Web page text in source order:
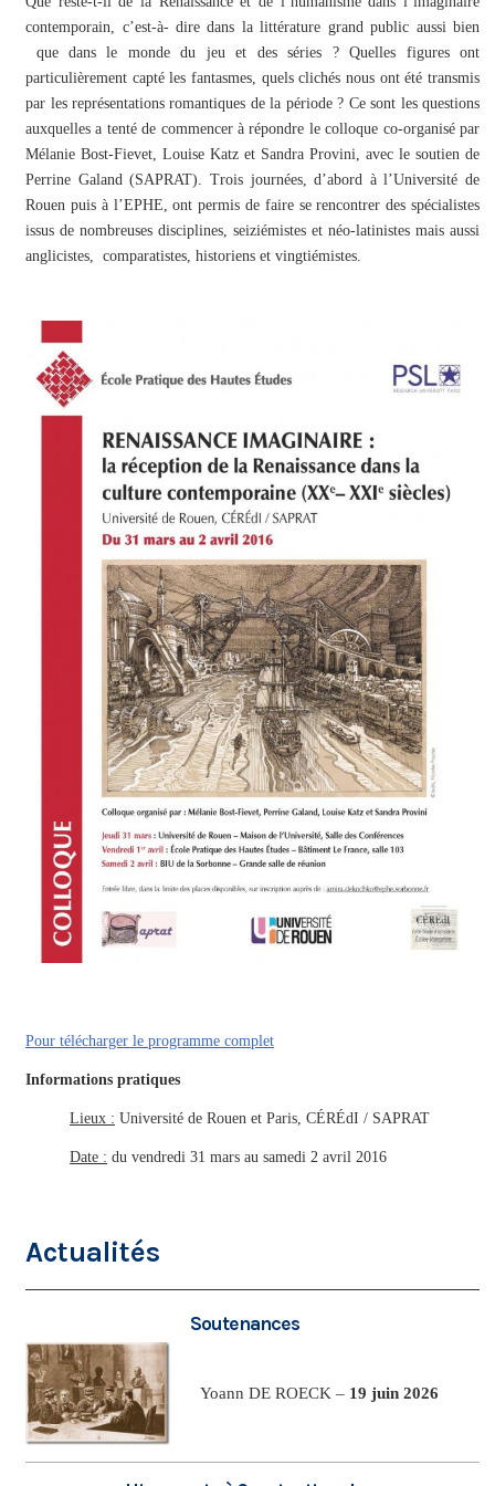
contemporain, c’est-à- dire dans la littérature grand public aussi bien
que dans le monde du jeu et des séries ? Quelles figures ont
particulièrement capté les fantasmes, quels clichés nous ont été transmis
par les représentations romantiques de la période ? Ce sont les questions
auxquelles a tenté de commencer à répondre le colloque co-organisé par
Mélanie Bost-Fievet, Louise Katz et Sandra Provini, avec le soutien de
Perrine Galand (SAPRAT). Trois journées, d’abord à l’Université de
Rouen puis à l’EPHE, ont permis de faire se rencontrer des spécialistes
issus de nombreuses disciplines, seiziémistes et néo-latinistes mais aussi
anglicistes, comparatistes, historiens et vingtiémistes.
Pour télécharger le programme complet
Informations pratiques
Lieux : Université de Rouen et Paris, CÉRÉdI / SAPRAT
Date : du vendredi 31 mars au samedi 2 avril 2016
Actualités
Soutenances
Yoann DE ROECK – 19 juin 2026